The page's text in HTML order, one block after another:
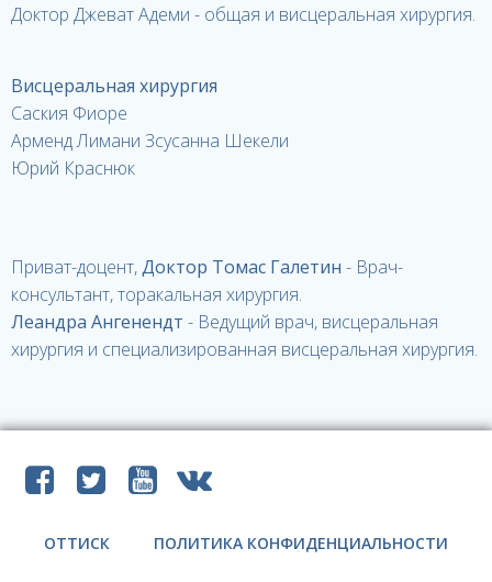
Доктор Джеват Адеми - общая и висцеральная хирургия.
Висцеральная хирургия
Саския Фиоре
Арменд Лимани Зсусанна Шекели
Юрий Краснюк
Приват-доцент,Доктор Томас Галетин - Врач-
консультант, торакальная хирургия.
Леандра Ангенендт - Ведущий врач, висцеральная
хирургия и специализированная висцеральная хирургия.
ОТТИСК ПОЛИТИКА КОНФИДЕНЦИАЛЬНОСТИ